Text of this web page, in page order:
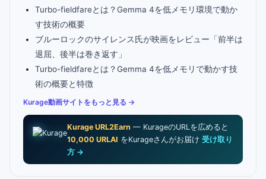
Turbo-fieldfareとは？Gemma 4を低メモリ環境で動か
す技術の概要
ブルーロックのサイレンス氏が映画をレビュー「前半は
退屈、後半は巻き返す」
Turbo-fieldfareとは？Gemma 4を低メモリで動かす技
術の概要と特徴
Kurage動画サイトをもっと見る →
Kurage URL2Earn — KurageのURLを広めると
10,000 URLAI をKurageさんがお届け 受け取り
方 →